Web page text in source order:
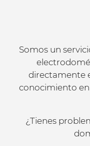
Somos un
directamente
conocimiento en
¿Tienes